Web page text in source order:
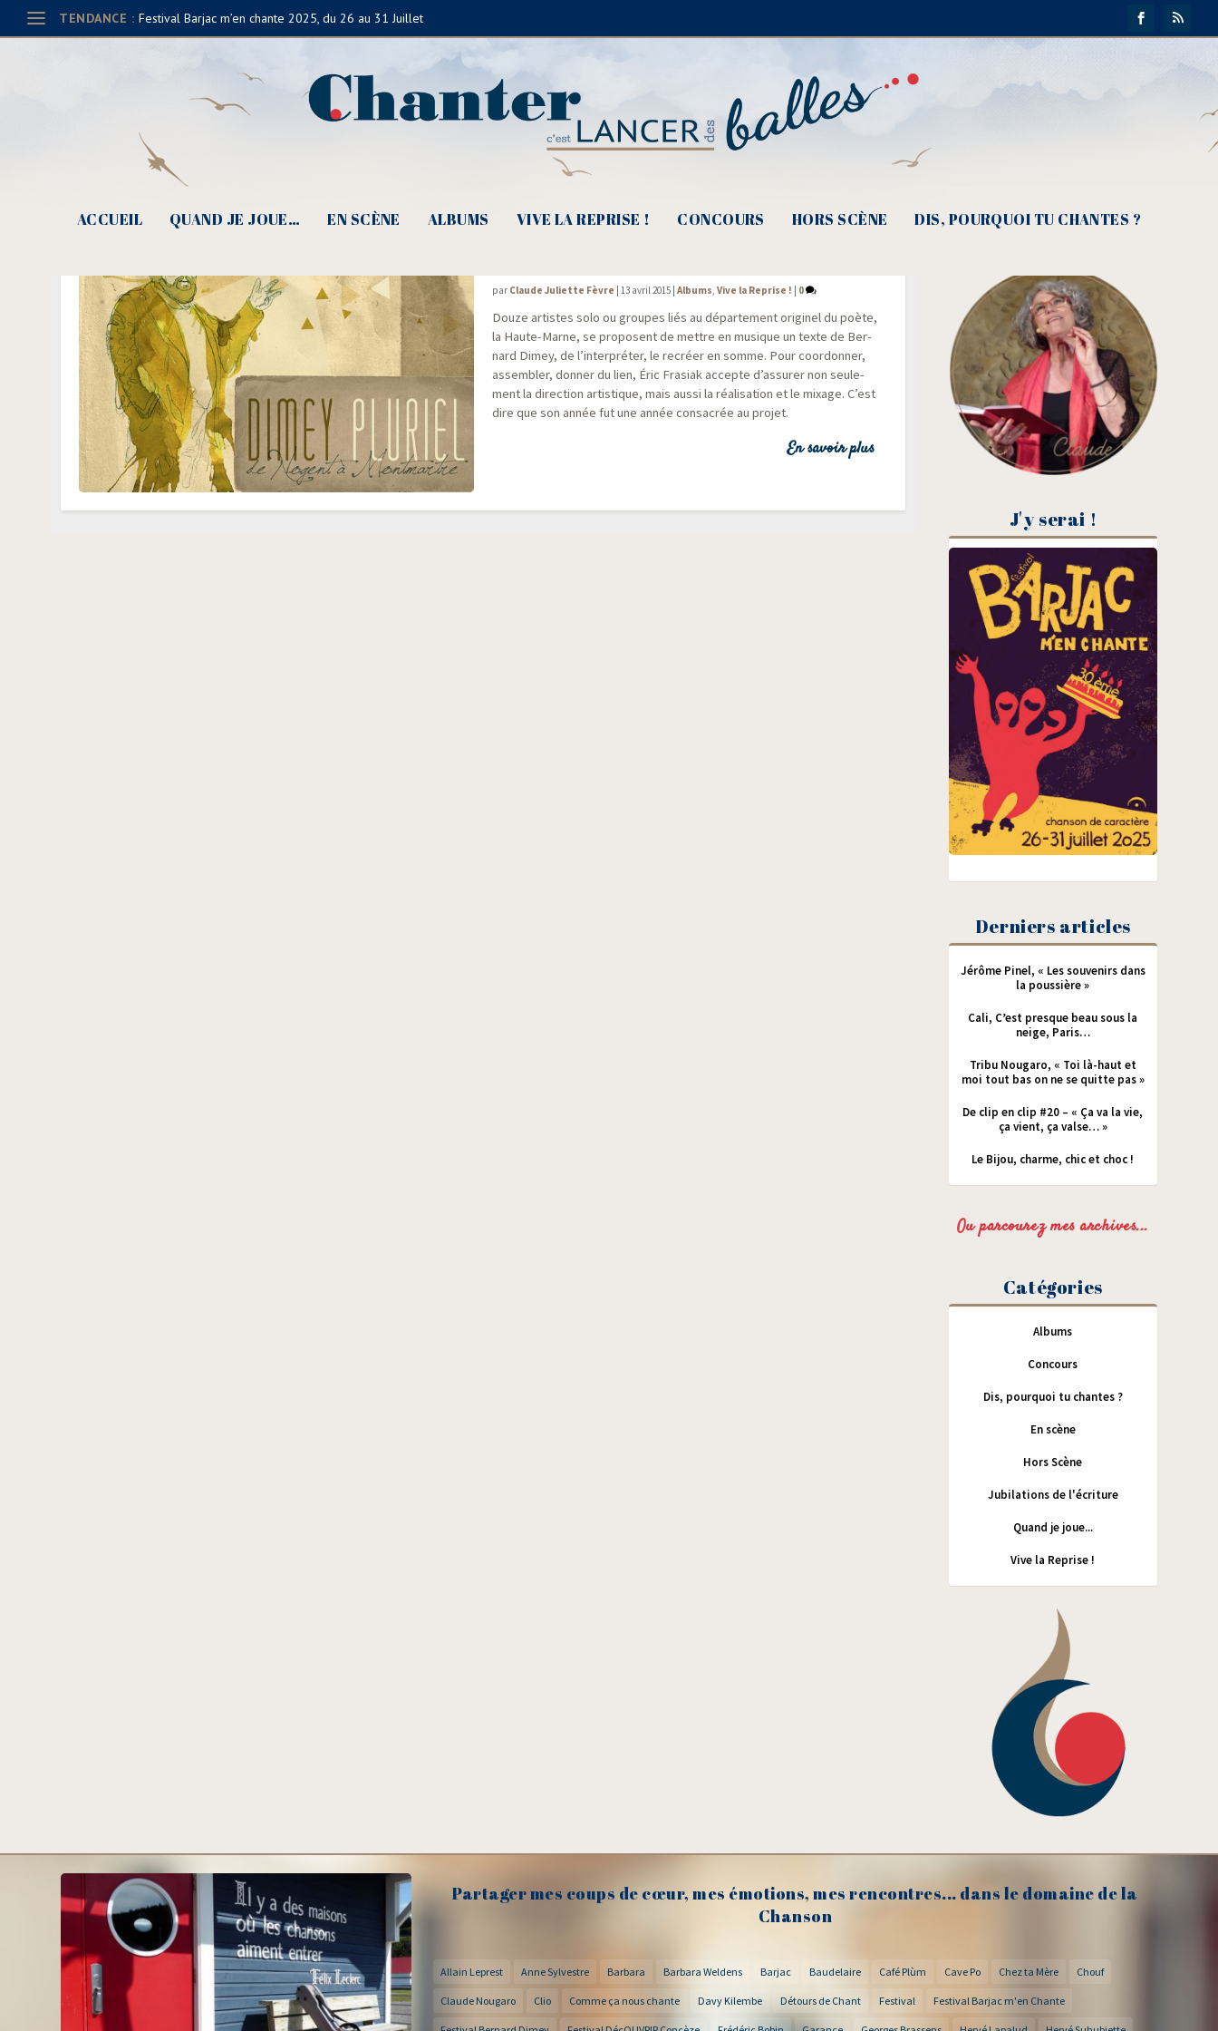
TENDANCE : Festival Barjac m’en chante 2025, du 26 au 31 Juillet
ACCUEIL QUAND JE JOUE… EN SCÈNE ALBUMS VIVE LA REPRISE ! CONCOURS HORS SCÈNE DIS, POURQUOI TU CHANTES ?
par Claude Juliette Fèvre |13 avril 2015 |Albums,Vive la Reprise ! 0
Douze artistes solo ou groupes liés au dépar­te­ment ori­gi­nel du poète,
la Haute-Marne, se pro­posent de mettre en musique un texte de Ber­
nard Dimey, de l’interpréter, le recréer en somme. Pour coor­don­ner,
assem­bler, don­ner du lien, Éric Fra­siak accepte d’assurer non seule­
ment la direc­tion artis­tique, mais aus­si la réa­li­sa­tion et le mixage. C’est
dire que son année fut une année consa­crée au projet.
En savoir plus
J'y serai !
Derniers articles
Jérôme Pinel, « Les souvenirs dans
la poussière »
Cali, C’est presque beau sous la
neige, Paris…
Tribu Nougaro, « Toi là-haut et
moi tout bas on ne se quitte pas »
De clip en clip #20 – « Ça va la vie,
ça vient, ça valse… »
Le Bijou, charme, chic et choc !
Ou parcourez mes archives...
Catégories
Albums
Concours
Dis, pourquoi tu chantes ?
En scène
Hors Scène
Jubilations de l'écriture
Quand je joue...
Vive la Reprise !
Partager mes coups de cœur, mes émotions, mes rencontres... dans le domaine de la
Chanson
Allain Leprest Anne Sylvestre Barbara Barbara Weldens Barjac Baudelaire Café Plùm Cave Po Chez ta Mère Chouf
Claude Nougaro Clio Comme ça nous chante Davy Kilembe Détours de Chant Festival Festival Barjac m'en Chante